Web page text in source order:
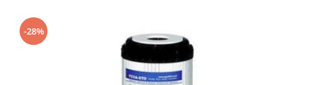
Filtre 5"
Filtre 10"
-28%